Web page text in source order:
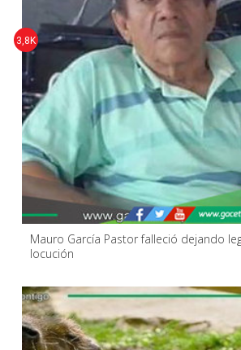
Mauro García Pastor falleció dejando
locución
3,8K